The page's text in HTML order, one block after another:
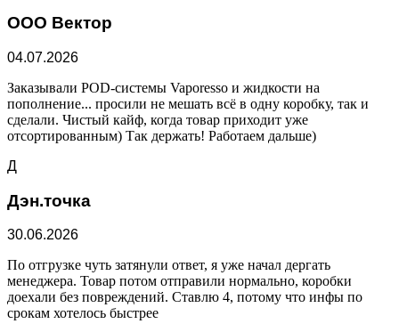
ООО Вектор
04.07.2026
Заказывали POD-системы Vaporesso и жидкости на
пополнение... просили не мешать всё в одну коробку, так и
сделали. Чистый кайф, когда товар приходит уже
отсортированным) Так держать! Работаем дальше)
Д
Дэн.точка
30.06.2026
По отгрузке чуть затянули ответ, я уже начал дергать
менеджера. Товар потом отправили нормально, коробки
доехали без повреждений. Ставлю 4, потому что инфы по
срокам хотелось быстрее